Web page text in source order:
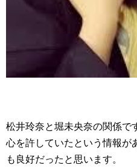
松井玲奈と堀未央奈の関係で
心を許していたという情報が
も良好だったと思います。